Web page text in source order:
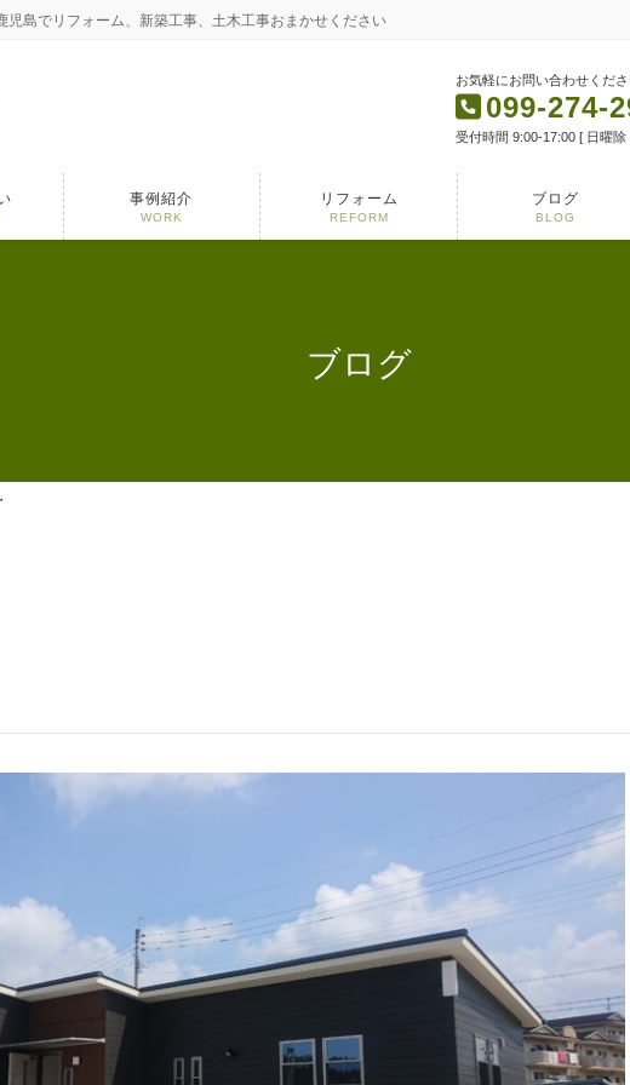
島でリフォーム、新築工事、土木工事おまかせください
お気軽にお問い合わせくださ
099-274-
受付時間 9:00-17:00 [ 日曜除
事例紹介
WORK
リフォーム
REFORM
ブログ
BLOG
ブログ